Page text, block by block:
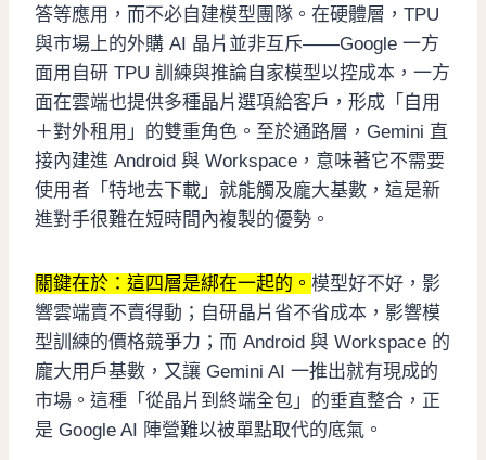
答等應用，而不必自建模型團隊。在硬體層，TPU
與市場上的外購 AI 晶片並非互斥——Google 一方
面用自研 TPU 訓練與推論自家模型以控成本，一方
面在雲端也提供多種晶片選項給客戶，形成「自用
＋對外租用」的雙重角色。至於通路層，Gemini 直
接內建進 Android 與 Workspace，意味著它不需要
使用者「特地去下載」就能觸及龐大基數，這是新
進對手很難在短時間內複製的優勢。
關鍵在於：這四層是綁在一起的。 模型好不好，影
響雲端賣不賣得動；自研晶片省不省成本，影響模
型訓練的價格競爭力；而 Android 與 Workspace 的
龐大用戶基數，又讓 Gemini AI 一推出就有現成的
市場。這種「從晶片到終端全包」的垂直整合，正
是 Google AI 陣營難以被單點取代的底氣。